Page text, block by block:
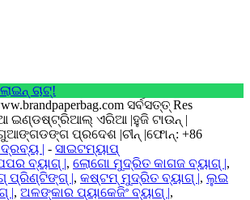
ଚାଟ୍!
ସର୍ବସତ୍ତ୍ Res
ଇଣ୍ଡଷ୍ଟ୍ରିଆଲ୍ ଏରିଆ |ହୁଜି ଟାଉନ୍ |
ପ୍ରଦେଶ |ଚୀନ୍ |ଫୋନ୍: +86
| - ସାଇଟମ୍ୟାପ୍
ବ୍ୟାଗ୍ |, ଲୋଗୋ ମୁଦ୍ରିତ କାଗଜ ବ୍ୟାଗ୍ |,
ପ୍ରିଣ୍ଟିଙ୍ଗ୍ |, କଷ୍ଟମ୍ ମୁଦ୍ରିତ ବ୍ୟାଗ୍ |, ଲୁଇ
|, ଅଳଙ୍କାର ପ୍ୟାକେଜିଂ ବ୍ୟାଗ୍ |,